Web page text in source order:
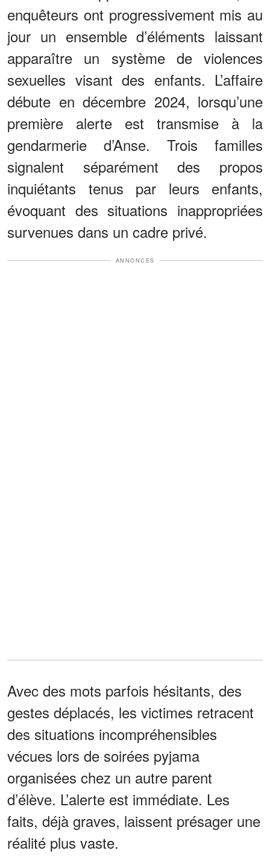
enquêteurs ont progressivement mis au
jour un ensemble d’éléments laissant
apparaître un système de violences
sexuelles visant des enfants. L’affaire
débute en décembre 2024, lorsqu’une
première alerte est transmise à la
gendarmerie d’Anse. Trois familles
signalent séparément des propos
inquiétants tenus par leurs enfants,
évoquant des situations inappropriées
survenues dans un cadre privé.
ANNONCES
Avec des mots parfois hésitants, des
gestes déplacés, les victimes retracent
des situations incompréhensibles
vécues lors de soirées pyjama
organisées chez un autre parent
d’élève. L’alerte est immédiate. Les
faits, déjà graves, laissent présager une
réalité plus vaste.